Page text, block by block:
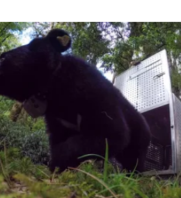
來黑熊保育管理的經驗，那將是不
。台灣黑熊根本不會講話，也沒有
育類」野生動物，也是全國備受矚
態的專業角度來為這些動物發聲，
地為熊發聲，有時不免遐想「如果
可惜，這是永遠